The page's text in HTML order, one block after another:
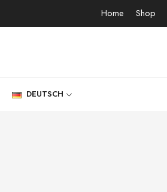
Home Shop
DEUTSCH